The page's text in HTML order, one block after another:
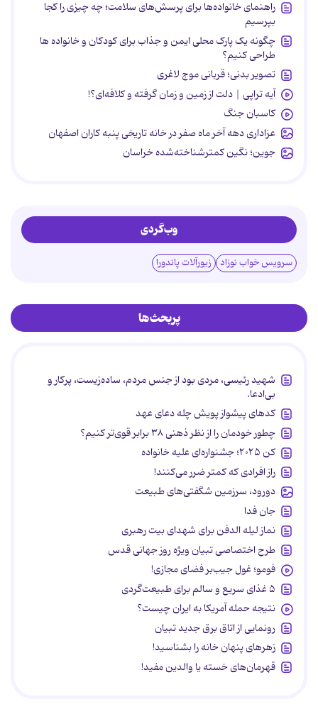
راهنمای خانواده‌ها برای پرسش‌های سلامت؛ چه چیزی را کجا
بپرسیم
چگونه یک پارک محلی ایمن و جذاب برای کودکان و خانواده ها
طراحی کنیم؟
تصویر بدنی؛ قربانی موج لاغری
آیه تراپی | دلت از زمین و زمان گرفته و کلافه‌ای؟!
کاسبان جنگ
عزاداری دهه آخر ماه صفر در خانه تاریخی پنبه کاران اصفهان
جوین؛ نگین کمترشناخته‌شده خراسان
وب‌گردی
سرویس خواب نوزاد زیورآلات پاندورا
پربحث‌ها
شهید رئیسی، مردی بود از جنس مردم، ساده‌زیست، پرکار و
بی‌ادعا.
کدهای پیشواز پویش چله دعای عهد
چطور خودمان را از نظر ذهنی ۳۸ برابر قوی‌تر کنیم؟
کن ۲۰۲۵؛ جشنواره‌ای علیه خانواده
راز افرادی که کمتر ضرر می‌کنند!
دورود، سرزمین شگفتی‌های طبیعت
جان فدا
نماز لیله الدفن برای شهدای بیت رهبری
طرح اختصاصی تبیان ویژه روز جهانی قدس
فومو؛ غول جیب‌بر فضای مجازی!
۵ غذای سریع و سالم برای طبیعت‌گردی
نتیجه حمله آمریکا به ایران چیست؟
رونمایی از اتاق برق جدید تبیان
زهرهای پنهان خانه را بشناسید!
قهرمان‌های خسته یا والدین مفید!